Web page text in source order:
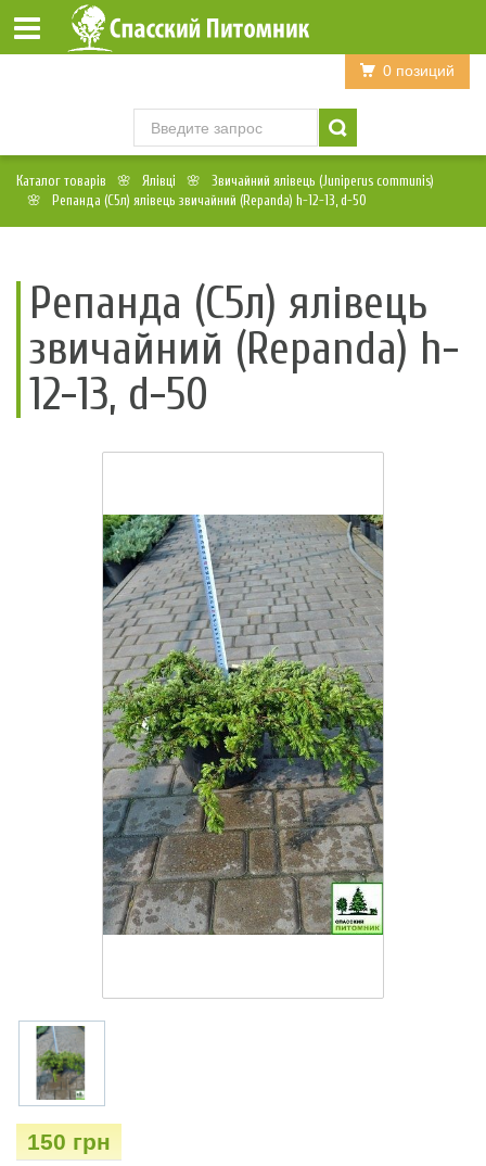
Войти Регистрация
0 позиций
Каталог товарів Ялівці
Звичайний ялівець (Juniperus communis)
Репанда (С5л) ялівець звичайний (Repanda) h-12-13, d-50
Репанда (С5л) ялівець
звичайний (Repanda) h-
12-13, d-50
150 грн